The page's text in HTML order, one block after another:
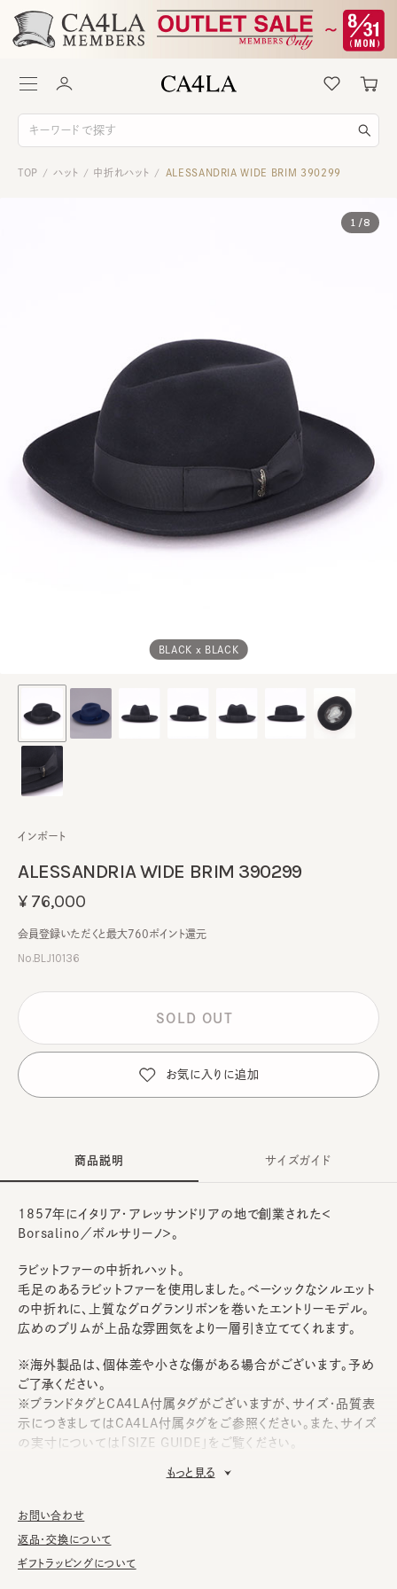
TOP / ハット / 中折れハット / ALESSANDRIA WIDE BRIM 390299
BLACK x BLACK
1 /8
ALESSANDRIA WIDE BRIM 390299
インポート
No.BLJ10136
¥76,000
会員登録いただくと最大760ポイント還元
SOLD OUT
お気に入りに追加
商品説明
1857年にイタリア・アレッサンドリアの地で創業された＜
Borsalino／ボルサリーノ＞。
ラビットファーの中折れハット。
毛足のあるラビットファーを使用しました。ベーシックなシルエット
の中折れに、上質なグログランリボンを巻いたエントリーモデル。
広めのブリムが上品な雰囲気をより一層引き立ててくれます。
※海外製品は、個体差や小さな傷がある場合がございます。予め
ご了承ください。
※ブランドタグとCA4LA付属タグがございますが、サイズ・品質表
示につきましてはCA4LA付属タグをご参照ください。また、サイズ
の実寸については「SIZE GUIDE」をご覧ください。
り、イタリア・アレッサンドリアの地にフェルト帽の芸術的職人だけ
を集めた工場を設立したことからボルサリーノの歴史が始まる。
160年の年月を経たボルサリーノでは、今日でも創設時と同様の
もっと見る
サイズガイド
お問い合わせ
返品・交換について
ギフトラッピングについて